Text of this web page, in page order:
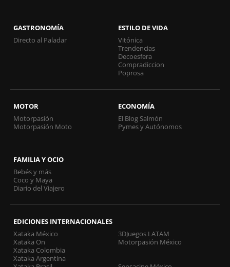
GASTRONOMÍA
Directo al Paladar
ESTILO DE VIDA
Vitónica
Trendencias
Decoesfera
Compradiccion
Poprosa
MOTOR
Motorpasión
Motorpasión Moto
ECONOMÍA
El Blog Salmón
Pymes y Autónomos
FAMILIA Y OCIO
Bebés y más
Coco y Maya
Diario del Viajero
EDICIONES INTERNACIONALES
Xataka México
Xataka On
Xataka Colombia
Xataka Argentina
3DJuegos LATAM
Motorpasión México